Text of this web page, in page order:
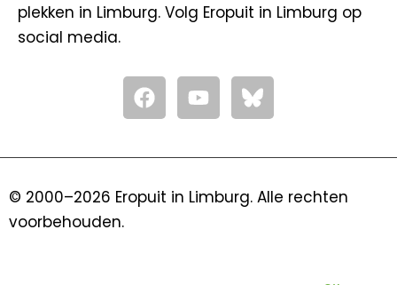
plekken in Limburg. Volg Eropuit in Limburg op
social media.
F
a
c
o
Y
o
u
b
© 2000–2026 Eropuit in Limburg. Alle rechten
voorbehouden.